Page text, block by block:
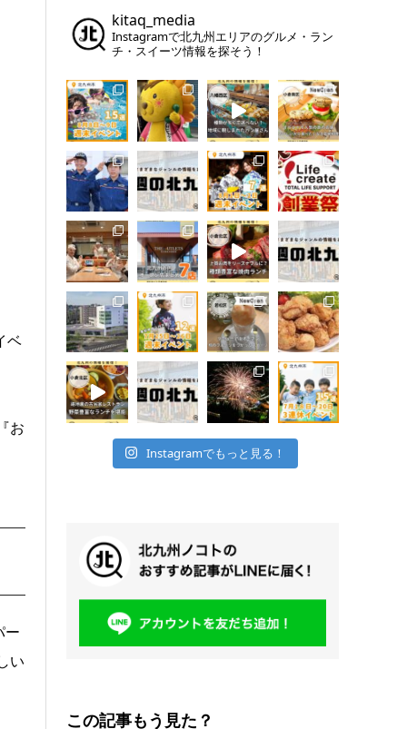
ベ
お
ー
い
kitaq_media
Instagramで北九州エリアのグルメ・ラン
チ・スイーツ情報を探そう！
Instagramでもっと見る！
この記事もう見た？